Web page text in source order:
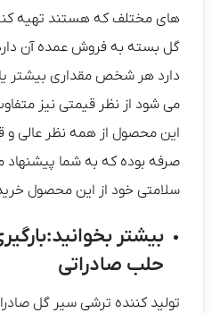
های مختلف که هستند تهیه
گل بسته به فروش عمده آن دارد
دارد هر شخص مقداری بیشتر
می‌ شود از نظر قیمتی نیز
این محصول از همه نظر عالی و
صرفه بوده که به شما پیشنهاد
سلامتی خود از این محصول
بیشتر بخوانید:
حلب صادراتی
تولید کننده ترشی سیر گل